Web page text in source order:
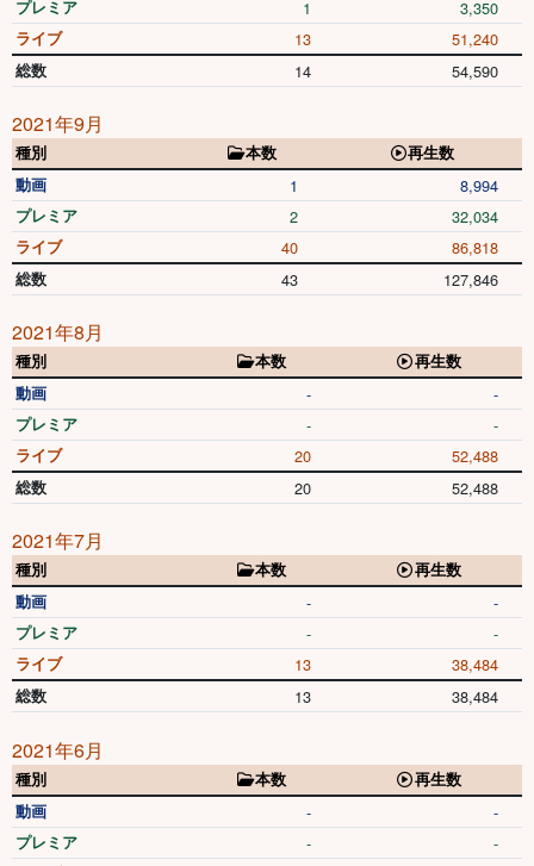
プレミア 1 3,350
ライブ 13 51,240
総数 14 54,590
2021年9月
種別 本数
再生数
動画
1 8,994
プレミア 2 32,034
ライブ 40 86,818
総数 43 127,846
2021年8月
種別 本数
再生数
動画
- -
プレミア - -
ライブ 20 52,488
総数 20 52,488
2021年7月
種別 本数
再生数
動画
- -
プレミア - -
ライブ 13 38,484
総数 13 38,484
2021年6月
種別 本数
再生数
動画
- -
プレミア - -